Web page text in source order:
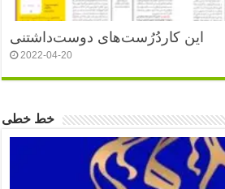
این کاردُرُست‌های دوست‌داشتنی
2022-04-20
خط خطی